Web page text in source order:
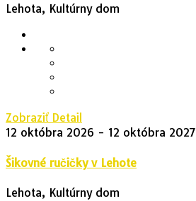
Lehota, Kultúrny dom
Zobraziť Detail
12 októbra 2026 - 12 októbra 2027
Šikovné ručičky v Lehote
Lehota, Kultúrny dom